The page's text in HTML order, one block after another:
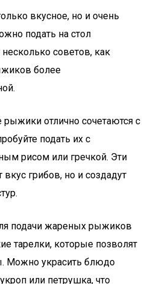
вкусное, но и очень
подать на стол
советов, как
более
отлично сочетаются с
подать их с
рисом или гречкой. Эти
грибов, но и создадут
подачи жареных рыжиков
тарелки, которые позволят
Можно украсить блюдо
или петрушка, что